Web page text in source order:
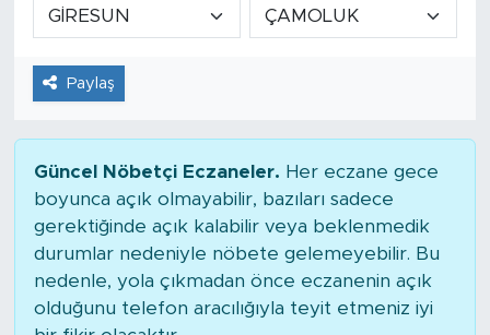
Paylaş
Güncel Nöbetçi Eczaneler. Her eczane gece
boyunca açık olmayabilir, bazıları sadece
gerektiğinde açık kalabilir veya beklenmedik
durumlar nedeniyle nöbete gelemeyebilir. Bu
nedenle, yola çıkmadan önce eczanenin açık
olduğunu telefon aracılığıyla teyit etmeniz iyi